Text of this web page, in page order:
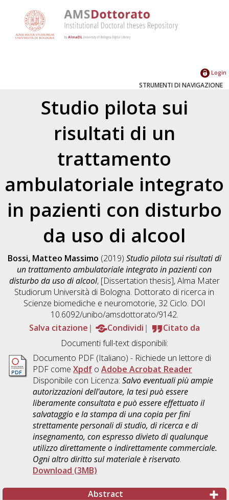
Login
STRUMENTI DI NAVIGAZIONE
Studio pilota sui
risultati di un
trattamento
ambulatoriale integrato
in pazienti con disturbo
da uso di alcool
Bossi, Matteo Massimo (2019) Studio pilota sui risultati di
un trattamento ambulatoriale integrato in pazienti con
disturbo da uso di alcool, [Dissertation thesis], Alma Mater
Studiorum Università di Bologna. Dottorato di ricerca in
Scienze biomediche e neuromotorie, 32 Ciclo. DOI
10.6092/unibo/amsdottorato/9142.
Salva citazione
Condividi
Citato da
Documenti full-text disponibili:
Documento PDF(Italiano) - Richiede un lettore di
PDF come Xpdfo Adobe Acrobat Reader
Disponibile con Licenza: Salvo eventuali più ampie
autorizzazioni dell'autore, la tesi può essere
liberamente consultata e può essere effettuato il
salvataggio e la stampa di una copia per fini
strettamente personali di studio, di ricerca e di
insegnamento, con espresso divieto di qualunque
utilizzo direttamente o indirettamente commerciale.
Ogni altro diritto sul materiale è riservato.
Download (3MB)
Abstract